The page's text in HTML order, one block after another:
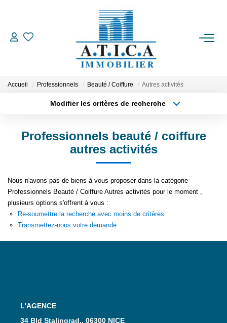
ACCUEIL
VENTES
ESTIMATION
CONTACT
EN
Accueil Professionnels Beauté / Coiffure Autres activités
Modifier les critères de recherche
Type de bien
Surface min
Créer une alerte
Professionnels beauté / coiffure
autres activités
Nous n'avons pas de biens à vous proposer dans la catégorie
Professionnels Beauté / Coiffure Autres activités pour le moment ,
plusieurs options s'offrent à vous :
Re-soumettre la recherche avec moins de critères.
Transmettez-nous votre demande
L'AGENCE
34 Bld Stalingrad,, 06300 NICE